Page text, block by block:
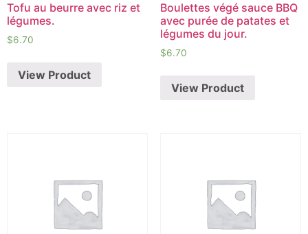
Tofu au beurre avec riz et
légumes.
$6.70
View Product
Boulettes végé sauce BBQ
avec purée de patates et
légumes du jour.
$6.70
View Product